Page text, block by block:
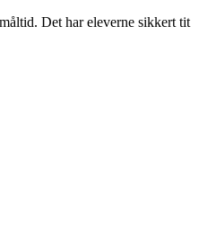
Det har eleverne sikkert tit